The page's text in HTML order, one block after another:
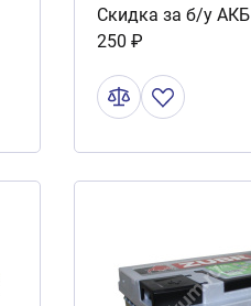
Скидка за б/у АКБ
250 ₽